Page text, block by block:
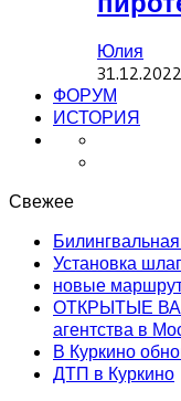
Юлия
31.12.2022
ФОРУМ
ИСТОРИЯ
Свежее
Установка
новые
ОТКРЫТЫЕ
агентства в
В Куркино
ДТП в Куркино